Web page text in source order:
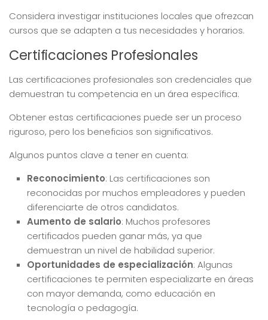
Considera investigar instituciones locales que ofrezcan
cursos que se adapten a tus necesidades y horarios.
Certificaciones Profesionales
Las certificaciones profesionales son credenciales que
demuestran tu competencia en un área específica.
Obtener estas certificaciones puede ser un proceso
riguroso, pero los beneficios son significativos.
Algunos puntos clave a tener en cuenta:
Reconocimiento: Las certificaciones son
reconocidas por muchos empleadores y pueden
diferenciarte de otros candidatos.
Aumento de salario: Muchos profesores
certificados pueden ganar más, ya que
demuestran un nivel de habilidad superior.
Oportunidades de especialización: Algunas
certificaciones te permiten especializarte en áreas
con mayor demanda, como educación en
tecnología o pedagogía.